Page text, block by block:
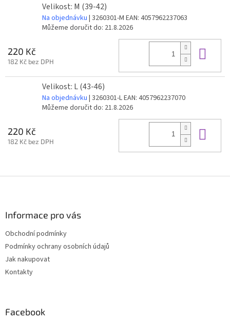
Velikost: M (39-42)
Na objednávku | 3260301-M EAN: 4057962237063
Můžeme doručit do: 21.8.2026
220 Kč
182 Kč bez DPH
Velikost: L (43-46)
Na objednávku | 3260301-LEAN: 4057962237070
Můžeme doručit do: 21.8.2026
220 Kč
182 Kč bez DPH
Informace pro vás
Obchodní podmínky
Podmínky ochrany osobních údajů
Jak nakupovat
Kontakty
Facebook